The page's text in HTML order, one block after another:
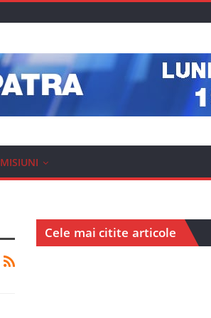
Cele mai citite articole